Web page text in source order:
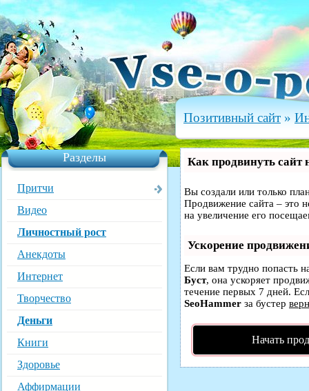
Разделы
Притчи
Видео
Личностный рост
Анекдоты
Интернет
Творчество
Деньги
Книги
Здоровье
Аффирмации
Позитивный сайт »
Как продвинуть сайт
Вы создали или только
Продвижение сайта – это
на увеличение его
Ускорение
Если вам трудно попасть
Буст, она ускоряет
течение первых 7 дней.
SeoHammer за бустер
Начать